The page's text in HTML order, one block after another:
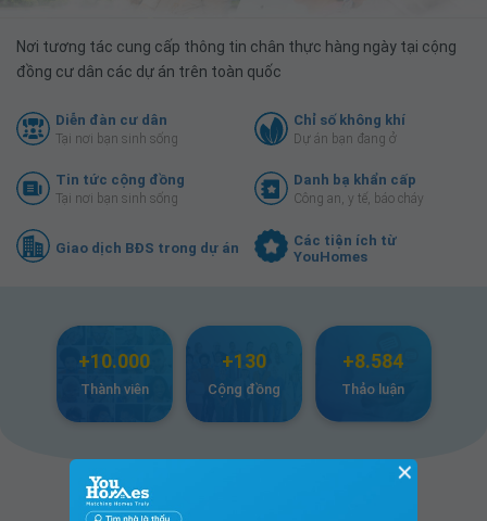
Nơi tương tác cung cấp thông tin chân thực hàng ngày tại cộng
đồng cư dân các dự án trên toàn quốc
Diễn đàn cư dân
Tại nơi bạn sinh sống
Chỉ số không khí
Dự án bạn đang ở
Tin tức cộng đồng
Tại nơi bạn sinh sống
Danh bạ khẩn cấp
Công an, y tế, báo cháy
Giao dịch BĐS trong dự án
Các tiện ích từ
YouHomes
+10.000
Thành viên
+130
Cộng đồng
+8.584
Thảo luận
Các cộng đồng cư dân tiêu biểu
✕